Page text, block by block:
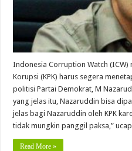
Indonesia Corruption Watch (ICW)
Korupsi (KPK) harus segera
politisi Partai Demokrat, M
yang jelas itu, Nazaruddin bisa
jelas bagi Nazaruddin oleh KPK
tidak mungkin panggil paksa,”
Read More »